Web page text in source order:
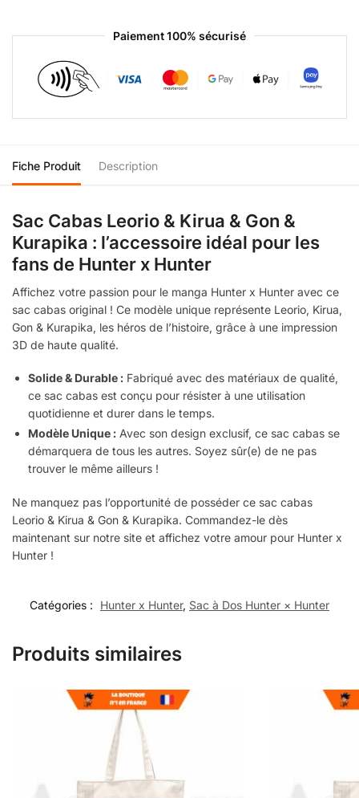
Paiement 100% sécurisé
Fiche Produit Description
Sac Cabas Leorio & Kirua & Gon &
Kurapika : l’accessoire idéal pour les
fans de Hunter x Hunter
Affichez votre passion pour le manga Hunter x Hunter avec ce
sac cabas original ! Ce modèle unique représente Leorio, Kirua,
Gon & Kurapika, les héros de l’histoire, grâce à une impression
3D de haute qualité.
Solide & Durable : Fabriqué avec des matériaux de qualité,
ce sac cabas est conçu pour résister à une utilisation
quotidienne et durer dans le temps.
Modèle Unique : Avec son design exclusif, ce sac cabas se
démarquera de tous les autres. Soyez sûr(e) de ne pas
trouver le même ailleurs !
Ne manquez pas l’opportunité de posséder ce sac cabas
Leorio & Kirua & Gon & Kurapika. Commandez-le dès
maintenant sur notre site et affichez votre amour pour Hunter x
Hunter !
Catégories : Hunter x Hunter, Sac à Dos Hunter × Hunter
Produits similaires